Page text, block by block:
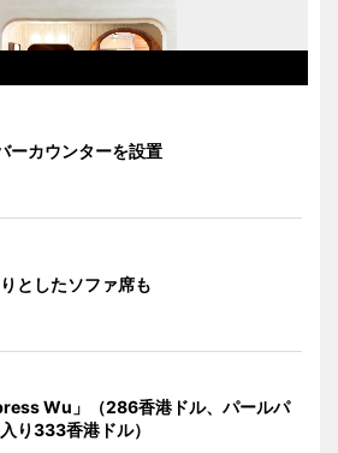
ーカウンターを設置
としたソファ席も
Wu」（286香港ドル、パールパ
り333香港ドル）